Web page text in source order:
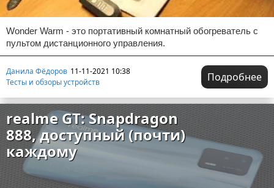
Wonder Warm - это портативный комнатный обогреватель с
пультом дистанционного управления.
Данила Фёдоров 11-11-2021 10:38
Тесты и обзоры устройств
Подробнее
realme GT: Snapdragon
888, доступный (почти)
каждому